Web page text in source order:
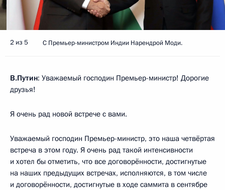
2 из 5 С Премьер-министром Индии Нарендрой Моди.
В.Путин: Уважаемый господин Премьер-министр! Дорогие
друзья!
Я очень рад новой встрече с вами.
Уважаемый господин Премьер-министр, это наша четвёртая
встреча в этом году. Я очень рад такой интенсивности
и хотел бы отметить, что все договорённости, достигнутые
на наших предыдущих встречах, исполняются, в том числе
и договорённости, достигнутые в ходе саммита в сентябре